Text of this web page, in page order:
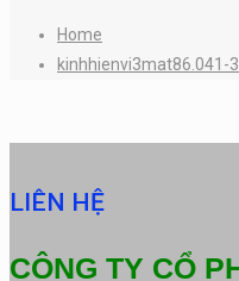
Home
kinhhienvi3mat86.041-
LIÊN HỆ
CÔNG TY CỔ